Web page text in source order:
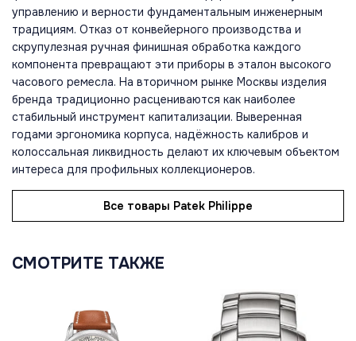
управлению и верности фундаментальным инженерным
традициям. Отказ от конвейерного производства и
скрупулезная ручная финишная обработка каждого
компонента превращают эти приборы в эталон высокого
часового ремесла. На вторичном рынке Москвы изделия
бренда традиционно расцениваются как наиболее
стабильный инструмент капитализации. Выверенная
годами эргономика корпуса, надёжность калибров и
колоссальная ликвидность делают их ключевым объектом
интереса для профильных коллекционеров.
Все товары Patek Philippe
СМОТРИТЕ ТАКЖЕ